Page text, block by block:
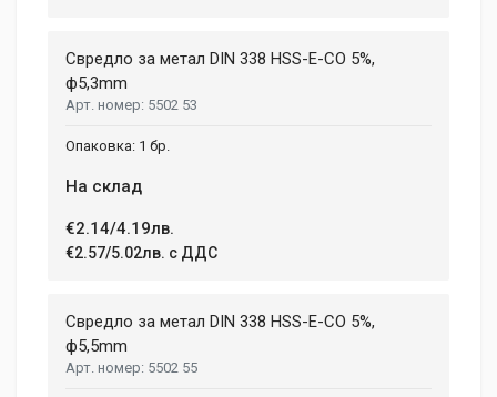
Свредло за метал DIN 338 HSS-E-CO 5%,
ф5,3mm
5502 53
1 бр.
На склад
€2.14/4.19лв.
€2.57/5.02лв. с ДДС
Свредло за метал DIN 338 HSS-E-CO 5%,
ф5,5mm
5502 55